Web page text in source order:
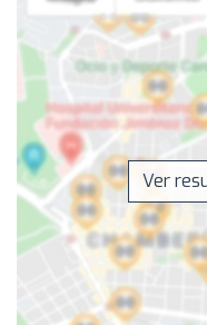
Ver